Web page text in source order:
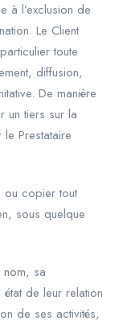
à l’exclusion de
Le Client
toute
diffusion,
De manière
un tiers sur la
Prestataire
ou copier tout
sous quelque
nom, sa
de leur relation
de ses activités,